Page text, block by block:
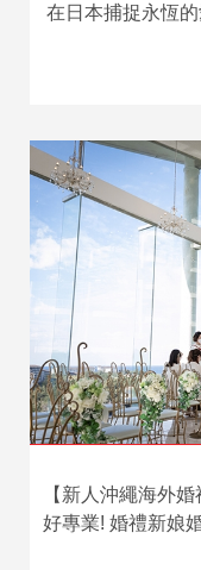
在日本捕捉永恆
【新人沖繩海外
好專業! 婚禮新娘